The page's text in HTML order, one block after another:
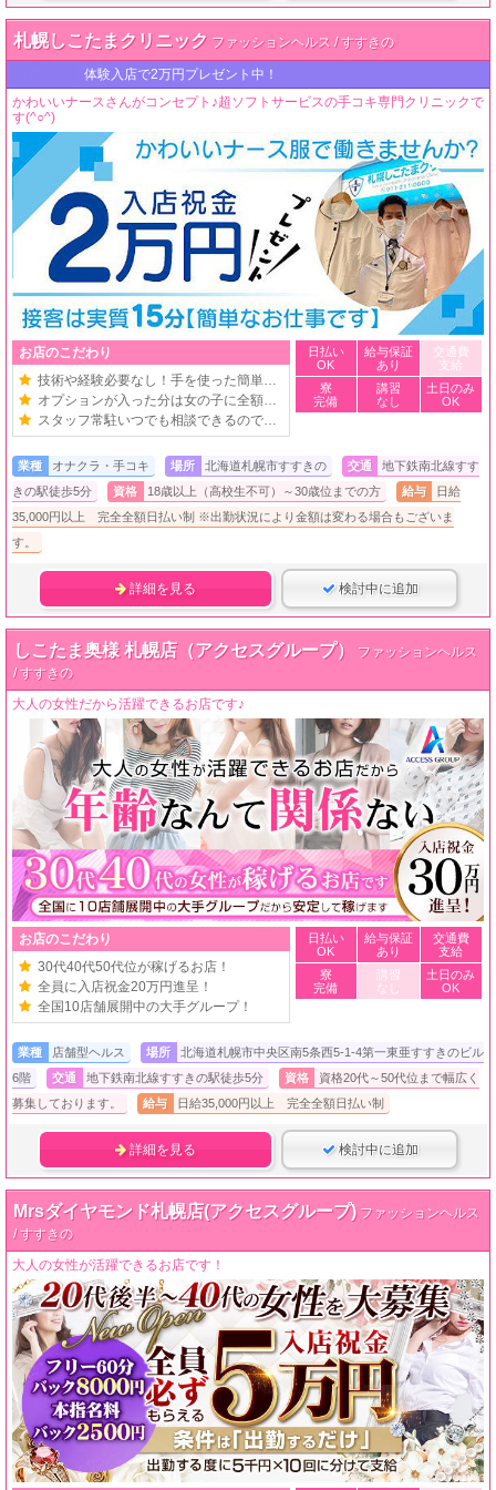
札幌しこたまクリニック ファッションヘルス / すすきの
体験入店で2万円プレゼント中！
かわいいナースさんがコンセプト♪超ソフトサービスの手コキ専門クリニックで
す(^○^)
お店のこだわり
技術や経験必要なし！手を使った簡単お仕事
オプションが入った分は女の子に全額バック
スタッフ常駐いつでも相談できるので安心！
日払い
OK
給与保証
あり
交通費
支給
寮
完備
講習
なし
土日のみ
OK
業種 オナクラ・手コキ 場所 北海道札幌市すすきの 交通
地下鉄南北線すす
きの駅徒歩5分
資格 18歳以上（高校生不可）～30歳位までの方 給与
日給
35,000円以上 完全全額日払い制 ※出勤状況により金額は変わる場合もございま
す。
詳細を見る 検討中に追加
しこたま奥様 札幌店（アクセスグループ）
ファッションヘルス
/ すすきの
大人の女性だから活躍できるお店です♪
お店のこだわり
30代40代50代位が稼げるお店！
全員に入店祝金20万円進呈！
全国10店舗展開中の大手グループ！
日払い
OK
給与保証
あり
交通費
支給
寮
完備
講習
なし
土日のみ
OK
業種 店舗型ヘルス 場所
北海道札幌市中央区南5条西5-1-4第一東亜すすきのビル
6階
交通 地下鉄南北線すすきの駅徒歩5分 資格
資格20代～50代位まで幅広く
募集しております。
給与 日給35,000円以上 完全全額日払い制
詳細を見る 検討中に追加
Mrsダイヤモンド札幌店(アクセスグループ) ファッションヘルス
/ すすきの
大人の女性が活躍できるお店です！